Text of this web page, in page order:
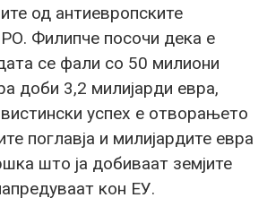
од антиевропските
Филипче посочи дека е
се фали со 50 милиони
доби 3,2 милијарди евра,
успех е отворањето
поглавја и милијардите евра
што ја добиваат земјите
кон ЕУ.